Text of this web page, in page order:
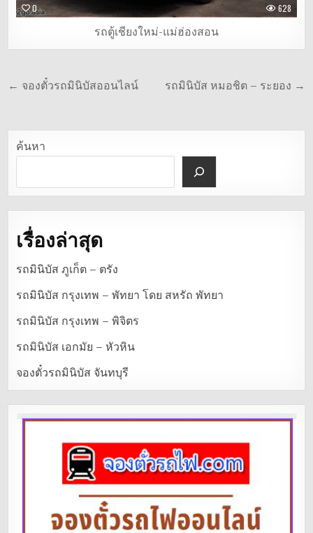
0 628
รถตู้เชียงใหม่-แม่ฮ่องสอน
แนะแนว รถมินิบัส หมอชิต – ระยอง →
← จองตั๋วรถมินิบัสออนไลน์
ค้นหา
เรื่องล่าสุด
รถมินิบัส ภูเก็ต – ตรัง
รถมินิบัส กรุงเทพ – พัทยา โดย สหรัถ พัทยา
รถมินิบัส กรุงเทพ – พิจิตร
รถมินิบัส เอกมัย – หัวหิน
จองตั๋วรถมินิบัส จันทบุรี